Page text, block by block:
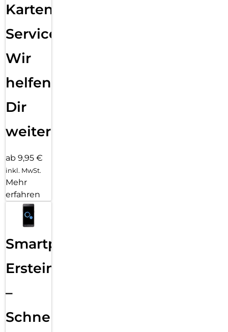
Karten
Service:
Wir
helfen
Dir
weiter
ab 9,95 €
inkl. MwSt.
Mehr
erfahren
Smartphone
Ersteinrichtung
–
Schnelle